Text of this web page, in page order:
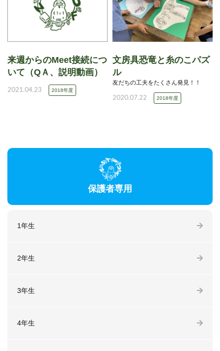
来週からのMeet接続につ
いて（QＡ、説明動画）
2021.04.23 2018年度
文房具恐竜と糸のこパズ
ル
友だちの工夫をたくさん発見！！
2020.07.22 2018年度
保護者専用
1年生
2年生
3年生
4年生